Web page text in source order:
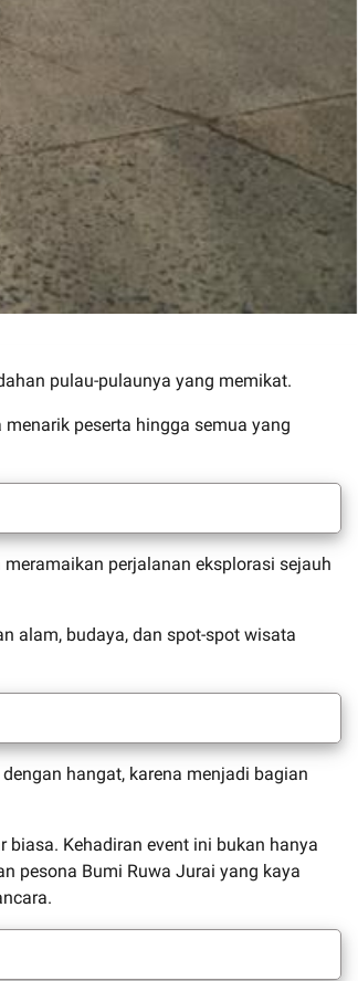
pulau-pulaunya yang memikat.
peserta hingga semua yang
perjalanan eksplorasi sejauh
alam, budaya, dan spot-spot wisata
hangat, karena menjadi bagian
Kehadiran event ini bukan hanya
pesona Bumi Ruwa Jurai yang kaya